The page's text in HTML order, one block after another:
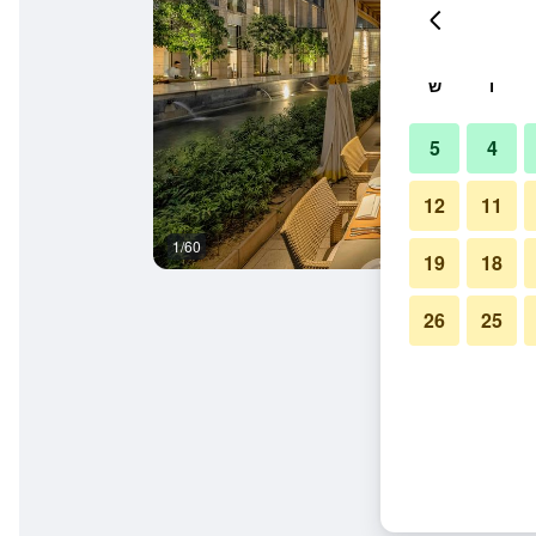
1/60
ו ש
4
5
11
12
18
19
25
26